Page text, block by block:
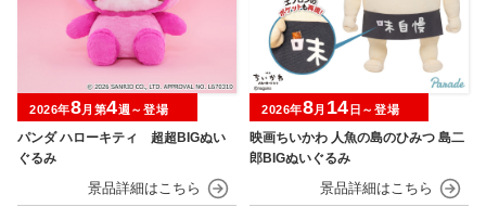
パンダ ハローキティ 超超BIGぬい
ぐるみ
2026年8月第4週～登場
映画ちいかわ 人魚の島のひみつ 島二
郎BIGぬいぐるみ
2026年8月 14 日～登場